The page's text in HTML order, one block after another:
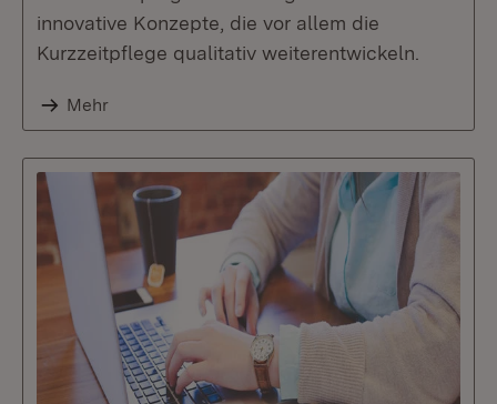
innovative Konzepte, die vor allem die
Kurzzeitpflege qualitativ weiterentwickeln.
Mehr